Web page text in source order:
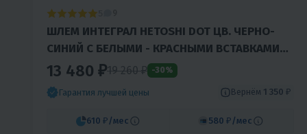
ШЛЕМ ИНТЕГРАЛ HETOSHI DOT ЦВ. ЧЕРНО-
СИНИЙ C БЕЛЫМИ - КРАСНЫМИ ВСТАВКАМИ
Р.M
13 480 ₽19 260 ₽ -30%
Гарантия лучшей цены Вернём 1 350 ₽
610 ₽ /мес 580 ₽ /мес